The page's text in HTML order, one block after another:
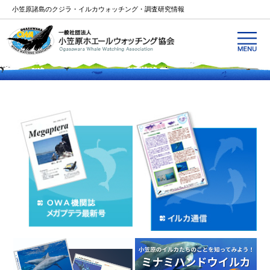
小笠原諸島のクジラ・イルカウォッチング・調査研究情報